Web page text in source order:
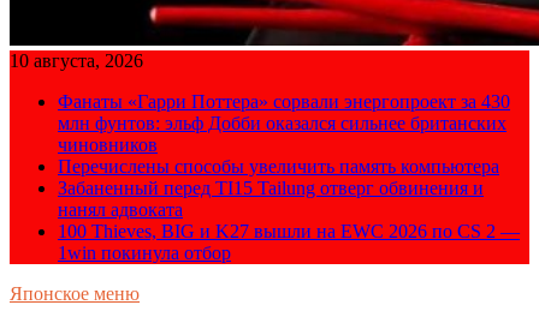
10 августа, 2026
Фанаты «Гарри Поттера» сорвали энергопроект за 430
млн фунтов: эльф Добби оказался сильнее британских
чиновников
Перечислены способы увеличить память компьютера
Забаненный перед TI15 Tailung отверг обвинения и
нанял адвоката
100 Thieves, BIG и K27 вышли на EWC 2026 по CS 2 —
1win покинула отбор
Японское меню